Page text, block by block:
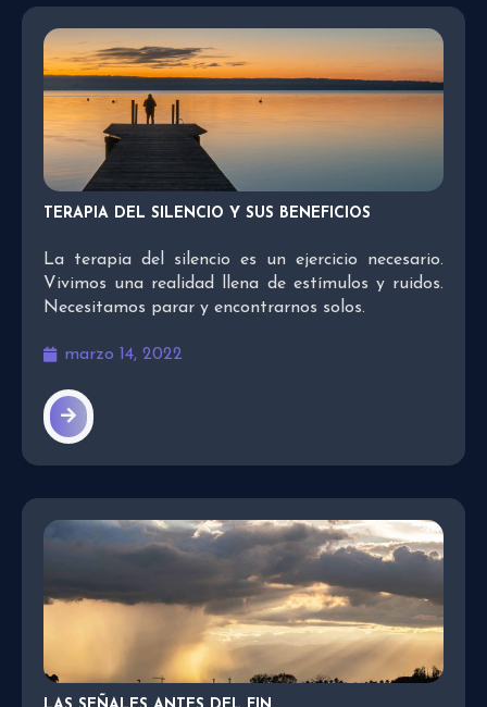
TERAPIA DEL SILENCIO Y SUS BENEFICIOS
La terapia del silencio es un ejercicio necesario.
Vivimos una realidad llena de estímulos y ruidos.
Necesitamos parar y encontrarnos solos.
marzo 14, 2022